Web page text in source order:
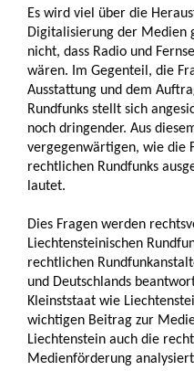
Es wird viel über die
Digitalisierung der Medien
nicht, dass Radio und
wären. Im Gegenteil, die
Ausstattung und dem
Rundfunks stellt sich
noch dringender. Aus
vergegenwärtigen, wie die
rechtlichen Rundfunks
lautet.
Dies Fragen werden
Liechtensteinischen
rechtlichen
und Deutschlands
Kleinststaat wie
wichtigen Beitrag zur
Liechtenstein auch die
Medienförderung